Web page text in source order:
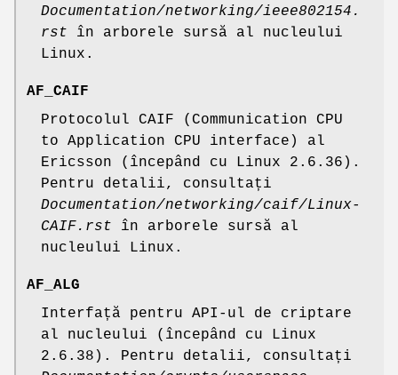
Documentation/networking/ieee802154.
rst în arborele sursă al nucleului
Linux.
AF_CAIF
Protocolul CAIF (Communication CPU
to Application CPU interface) al
Ericsson (începând cu Linux 2.6.36).
Pentru detalii, consultați
Documentation/networking/caif/Linux-
CAIF.rst în arborele sursă al
nucleului Linux.
AF_ALG
Interfață pentru API-ul de criptare
al nucleului (începând cu Linux
2.6.38). Pentru detalii, consultați